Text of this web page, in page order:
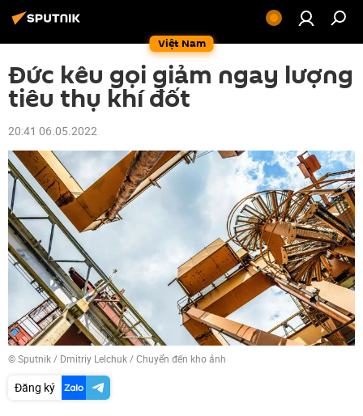
Việt Nam
Đức kêu gọi giảm ngay lượng
tiêu thụ khí đốt
20:41 06.05.2022
© Sputnik / Dmitriy Lelchuk/Chuyển đến kho ảnh
Đăng ký